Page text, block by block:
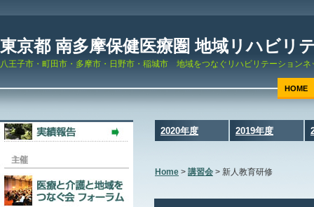
東京都 南多摩保健医療圏 地域リハビリ
八王子市・町田市・多摩市・日野市・稲城市 地域をつなぐリハビリテーションネ
HOME
2020年度 2019年度
Home > 講習会 > 新人教育研修